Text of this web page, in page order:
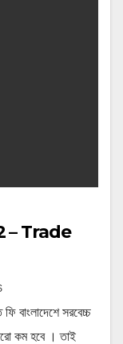
– Trade
ফি বাংলাদেশে সরবেচ্চ
কম হবে । তাই